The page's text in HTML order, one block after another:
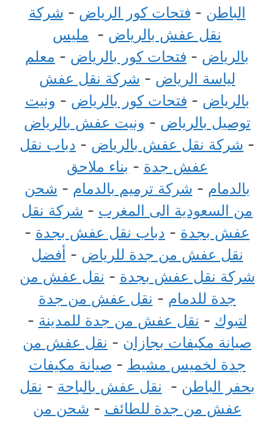
الباطن - فتحات كور الرياض - شركة
نقل عفش بالرياض - مليس
بالرياض - فتحات كور بالرياض - معلم
لياسة الرياض - شركة نقل عفش
بالرياض - فتحات كور بالرياض - ونيت
توصيل بالرياض - ونيت عفش بالرياض
- شركة نقل عفش بالرياض - دباب نقل
عفش جدة - بناء ملاحق
بالدمام - شركة ترميم بالدمام - شحن
من السعودية الى المغرب - شركة نقل
عفش بجدة - دباب نقل عفش بجدة -
نقل عفش من جدة للرياض - أفضل
شركة نقل عفش بجدة - نقل عفش من
جدة للدمام - نقل عفش من جدة
لتبوك - نقل عفش من جدة للمدينة -
صيانة مكيفات بجازان - نقل عفش من
جدة لخميس مشيط - صيانة مكيفات
بحفر الباطن - نقل عفش بالباحة - نقل
عفش من جدة للطائف - شحن من